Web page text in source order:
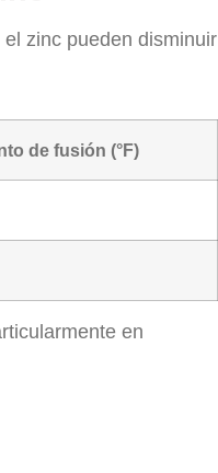
zinc pueden disminuir
de fusión (°F)
en